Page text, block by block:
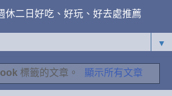
休二日好吃、好玩、好去處推薦
▼
標籤的文章。 顯示所有文章